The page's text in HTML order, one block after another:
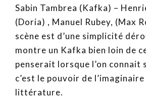
Sabin Tambrea (Kafka) –
(Doria) , Manuel Rubey, (Max
scène est d’une simplicité
montre un Kafka bien loin de
penserait lorsque l’on connait
c’est le pouvoir de l’imaginaire
littérature.